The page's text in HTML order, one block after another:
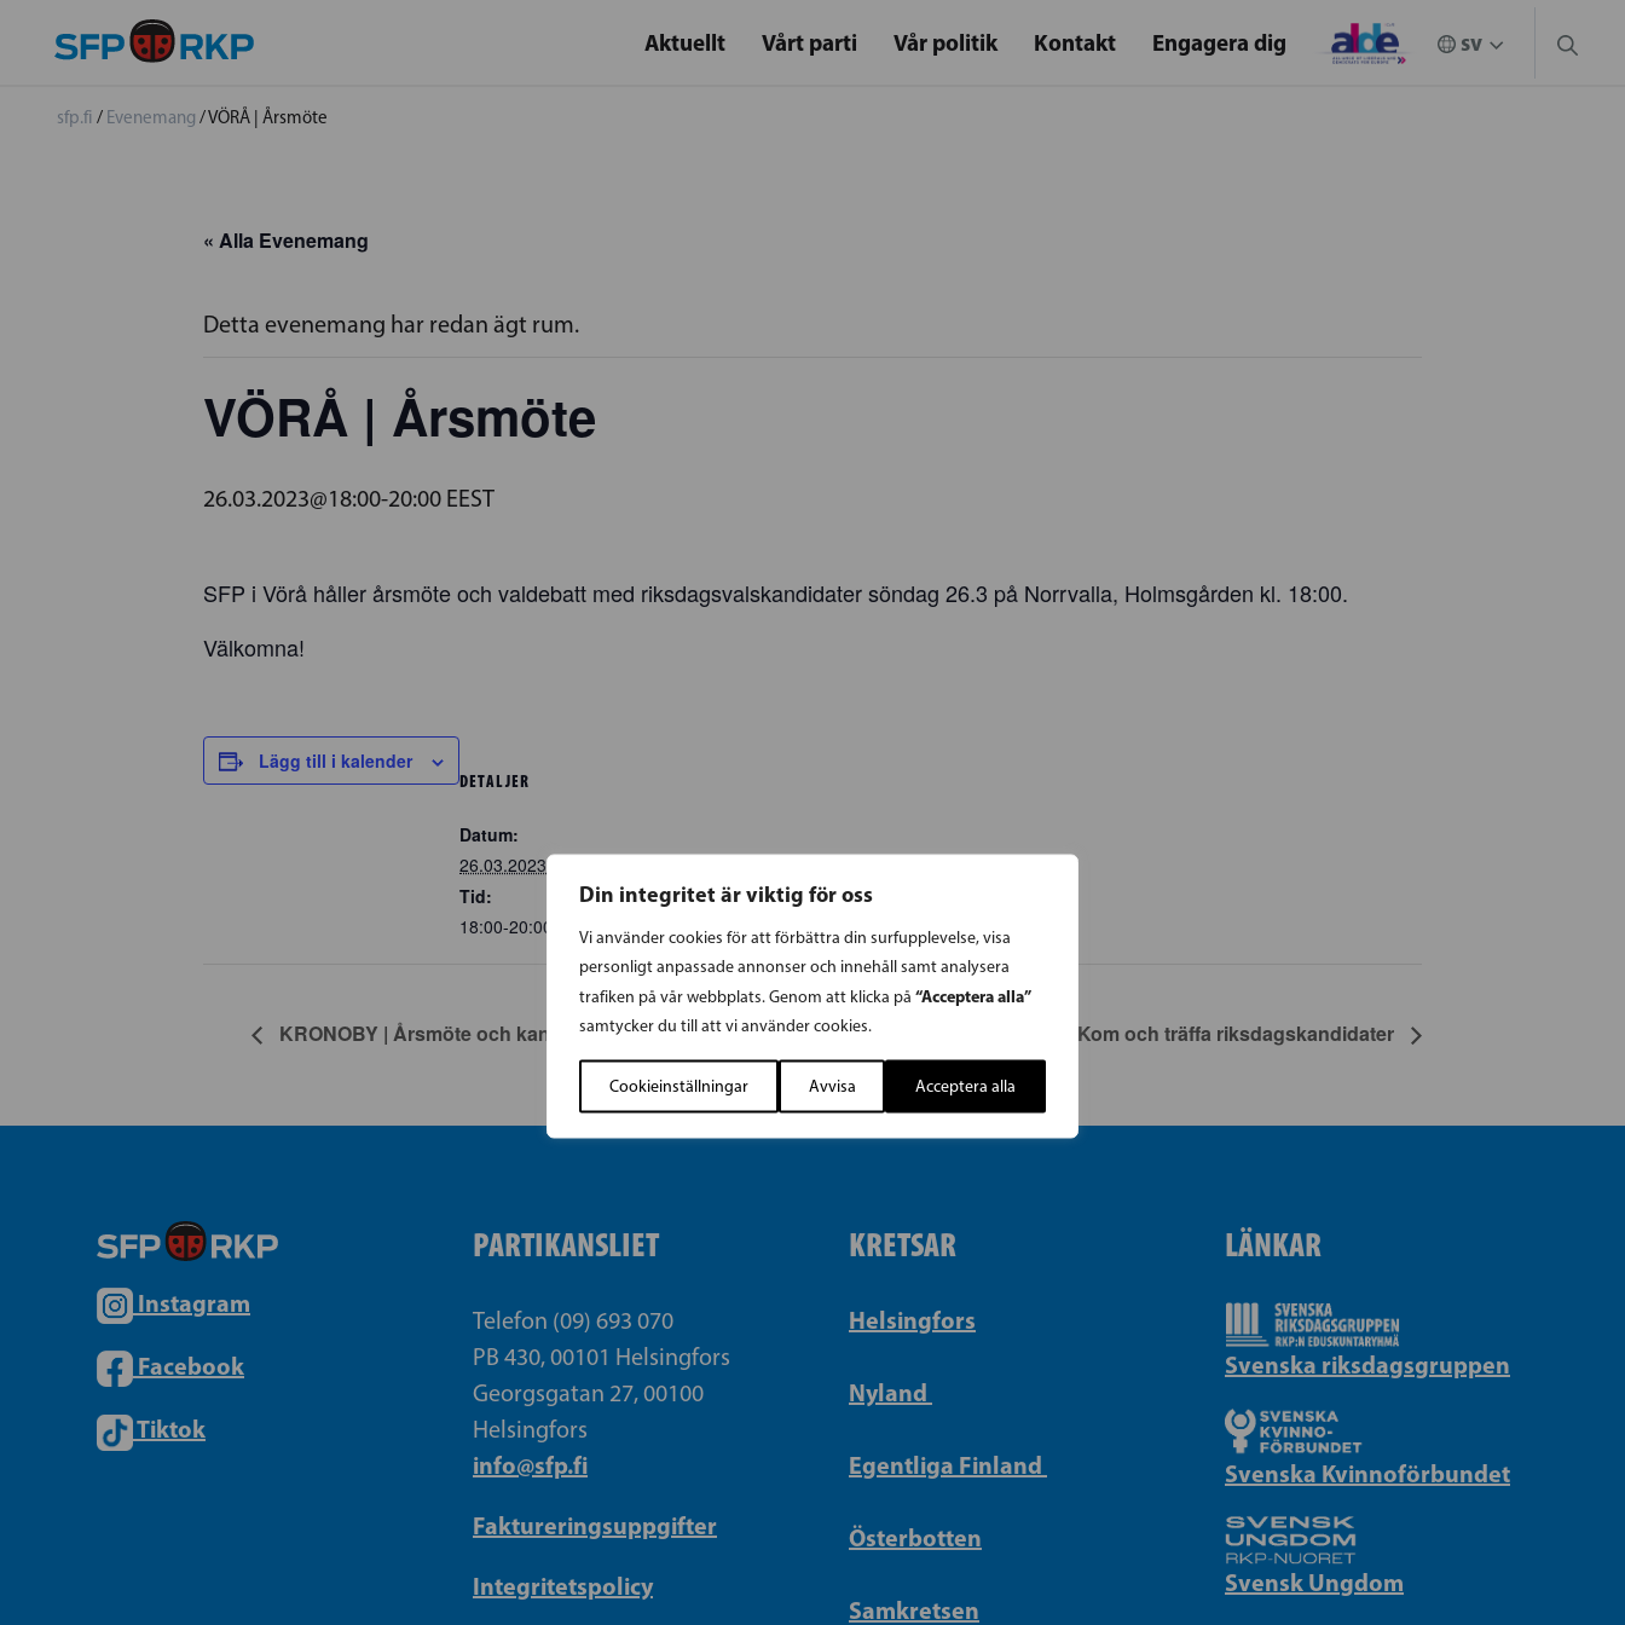
Din integritet är viktig för oss
Vi använder cookies för att förbättra din surfupplevelse, visa
personligt anpassade annonser och innehåll samt analysera
trafiken på vår webbplats. Genom att klicka på “Acceptera alla”
samtycker du till att vi använder cookies.
Cookieinställningar Avvisa Acceptera alla
Aktuellt Vårt parti Vår politik Kontakt Engagera dig
sfp.fi / Evenemang /VÖRÅ | Årsmöte
« Alla Evenemang
Detta evenemang har redan ägt rum.
VÖRÅ | Årsmöte
26.03.2023@18:00-20:00 EEST
SFP i Vörå håller årsmöte och valdebatt med riksdagsvalskandidater söndag 26.3 på Norrvalla, Holmsgården kl. 18:00.
Välkomna!
Lägg till i kalender
DETALJER
Datum:
26.03.2023
Tid:
18:00-20:00
EEST
KRONOBY | Årsmöte och kandidatmingel KARIS | Kom och träffa riksdagskandidater
Instagram
Facebook
Tiktok
PARTIKANSLIET
Telefon (09) 693 070
PB 430, 00101 Helsingfors
Georgsgatan 27, 00100
Helsingfors
info@sfp.fi
Faktureringsuppgifter
Integritetspolicy
KRETSAR
Helsingfors
Nyland
Egentliga Finland
Österbotten
Samkretsen
LÄNKAR
Svenska riksdagsgruppen
Svenska Kvinnoförbundet
Svensk Ungdom